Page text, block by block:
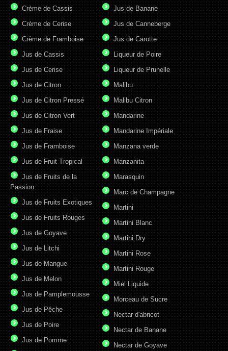
Crème de Cassis
Crème de Cerise
Crème de Framboise
Jus de Banane
Jus de Canneberge
Jus de Carotte
Jus de Cassis
Jus de Cerise
Jus de Citron
Jus de Citron Pressé
Jus de Citron Vert
Jus de Fraise
Jus de Framboise
Jus de Fruit Tropical
Jus de Fruits de la
Passion
Jus de Fruits Exotiques
Jus de Fruits Rouges
Jus de Goyave
Jus de Litchi
Jus de Mangue
Jus de Melon
Jus de Pamplemousse
Jus de Pêche
Jus de Poire
Jus de Pomme
Liqueur de Poire
Liqueur de Prunelle
Malibu
Malibu Citron
Mandarine
Mandarine Impériale
Manzana verde
Manzanita
Marasquin
Marc de Champagne
Martini
Martini Blanc
Martini Dry
Martini Rose
Martini Rouge
Miel Liquide
Morceau de Sucre
Nectar d'abricot
Nectar de Banane
Nectar de Goyave